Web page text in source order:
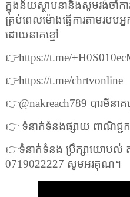
ក្នុងន័យស្ថាបនានិងសូមរង់ចាំកា
គ្រប់ពេលម៉ោងធ្វើការតាមរប
ដោយនាគខ្មៅ
👉https://t.me/
👉https://t.me/chrtvonline
👉@nakreach789 បារមីនាគ
👉 ទំនាក់ទំនងផ្សាយ ពាណិជ្ជក
👉ទំនាក់ទំនង ប្រឹក្សាយោបល់ ត
0719022227 សូមអរគុណ។